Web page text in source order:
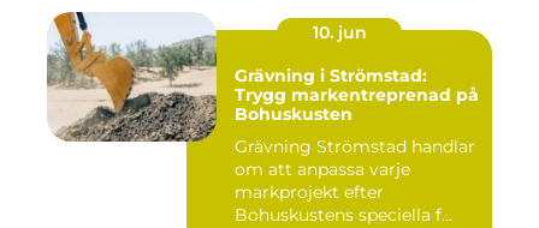
10. jun
Grävning i Strömstad:
Trygg markentreprenad på
Bohuskusten
Grävning Strömstad handlar
om att anpassa varje
markprojekt efter
Bohuskustens speciella f...